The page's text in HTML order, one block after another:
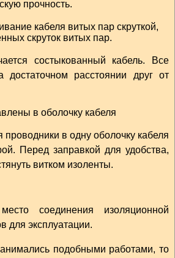
прочность.
состыкованный кабель. Все
достаточном расстоянии друг от
в одну оболочку кабеля
Перед заправкой для удобства,
витком изоленты.
соединения изоляционной
для эксплуатации.
подобными работами, то